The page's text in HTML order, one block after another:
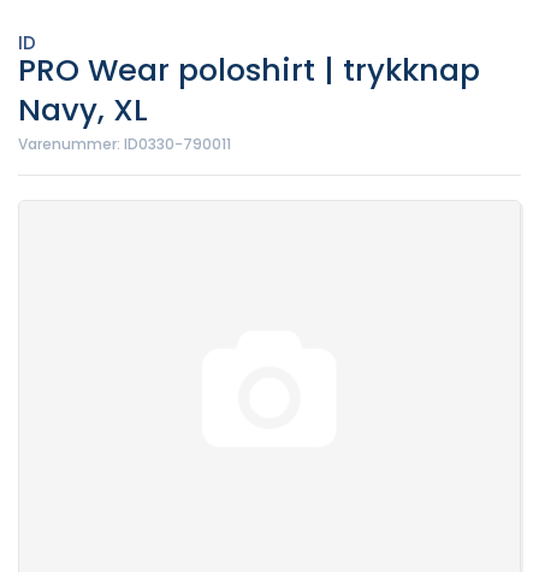
ID
PRO Wear poloshirt | trykknap
Navy, XL
Varenummer: ID0330-790011